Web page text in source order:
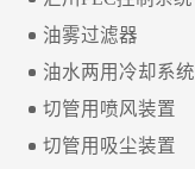
油雾过滤器
油水两用冷却系统
切管用喷风装置
切管用吸尘装置